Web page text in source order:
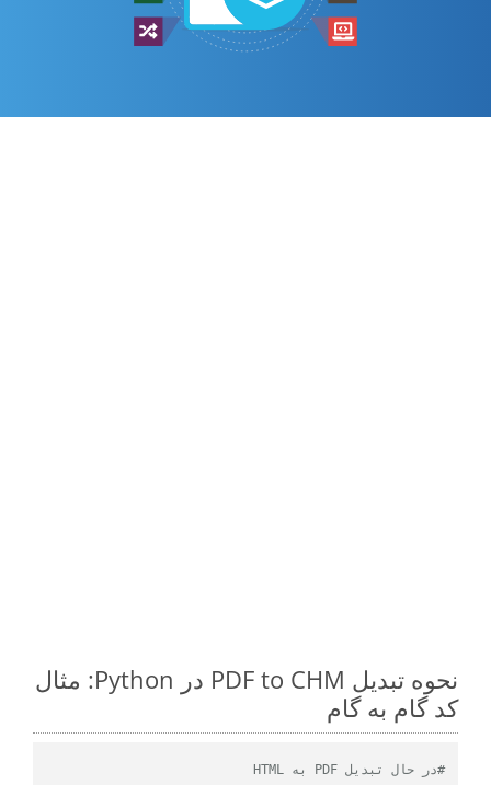
نحوه تبدیل PDF to CHM در Python: مثال
کد گام به گام
#در حال تبدیل PDF به HTML